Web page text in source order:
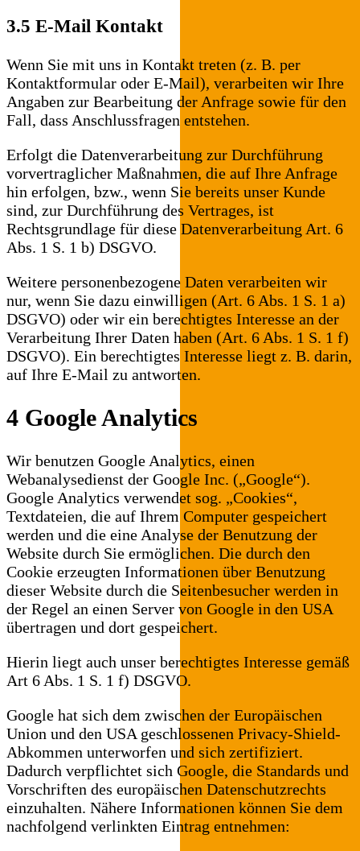
3.5 E-Mail Kontakt
Wenn Sie mit uns in Kontakt treten (z. B. per
Kontaktformular oder E-Mail), verarbeiten wir Ihre
Angaben zur Bearbeitung der Anfrage sowie für den
Fall, dass Anschlussfragen entstehen.
Erfolgt die Datenverarbeitung zur Durchführung
vorvertraglicher Maßnahmen, die auf Ihre Anfrage
hin erfolgen, bzw., wenn Sie bereits unser Kunde
sind, zur Durchführung des Vertrages, ist
Rechtsgrundlage für diese Datenverarbeitung Art. 6
Abs. 1 S. 1 b) DSGVO.
Weitere personenbezogene Daten verarbeiten wir
nur, wenn Sie dazu einwilligen (Art. 6 Abs. 1 S. 1 a)
DSGVO) oder wir ein berechtigtes Interesse an der
Verarbeitung Ihrer Daten haben (Art. 6 Abs. 1 S. 1 f)
DSGVO). Ein berechtigtes Interesse liegt z. B. darin,
auf Ihre E-Mail zu antworten.
4 Google Analytics
Wir benutzen Google Analytics, einen
Webanalysedienst der Google Inc. („Google“).
Google Analytics verwendet sog. „Cookies“,
Textdateien, die auf Ihrem Computer gespeichert
werden und die eine Analyse der Benutzung der
Website durch Sie ermöglichen. Die durch den
Cookie erzeugten Informationen über Benutzung
dieser Website durch die Seitenbesucher werden in
der Regel an einen Server von Google in den USA
übertragen und dort gespeichert.
Hierin liegt auch unser berechtigtes Interesse gemäß
Art 6 Abs. 1 S. 1 f) DSGVO.
Google hat sich dem zwischen der Europäischen
Union und den USA geschlossenen Privacy-Shield-
Abkommen unterworfen und sich zertifiziert.
Dadurch verpflichtet sich Google, die Standards und
Vorschriften des europäischen Datenschutzrechts
einzuhalten. Nähere Informationen können Sie dem
nachfolgend verlinkten Eintrag entnehmen: